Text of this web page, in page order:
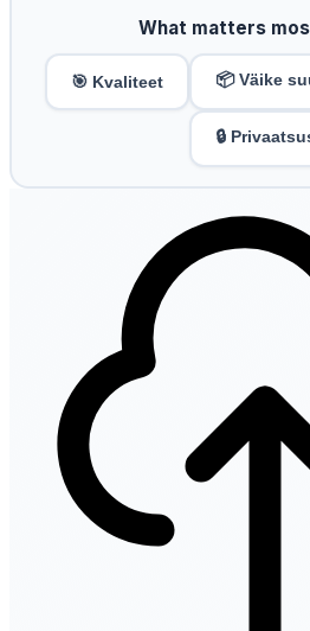
What matters
🎯 Kvaliteet 📦 Väike
🔒